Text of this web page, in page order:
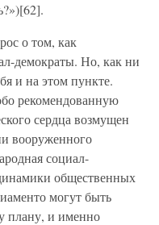
о том, как
демократы. Но, как ни
и на этом пункте.
рекомендованную
сердца возмущен
вооруженного
социал-
общественных
могут быть
плану, и именно